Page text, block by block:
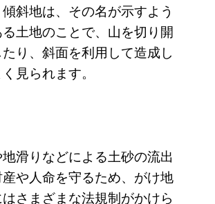
斜地は、その名が示すよう
土地のことで、山を切り開
り、斜面を利用して造成し
見られます。
滑りなどによる土砂の流出
や人命を守るため、がけ地
さまざまな法規制がかけら